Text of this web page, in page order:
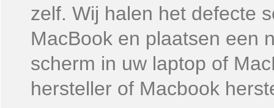
zelf. Wij halen het defecte
MacBook en plaatsen een
scherm in uw laptop of
hersteller of Macbook